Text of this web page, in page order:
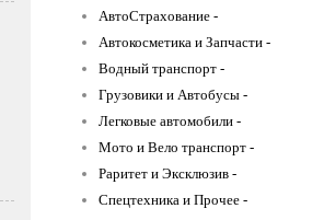
АвтоСтрахование -
Автокосметика и Запчасти -
Водный транспорт -
Грузовики и Автобусы -
Легковые автомобили -
Мото и Вело транспорт -
Раритет и Эксклюзив -
Спецтехника и Прочее -